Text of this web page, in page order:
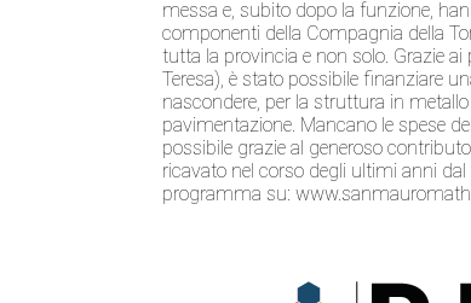
messa e, subito dopo la funzione,
componenti della Compagnia della
tutta la provincia e non solo. Grazie
Teresa), è stato possibile finanziare
nascondere, per la struttura in
pavimentazione. Mancano le spese
possibile grazie al generoso
ricavato nel corso degli ultimi anni
programma su: